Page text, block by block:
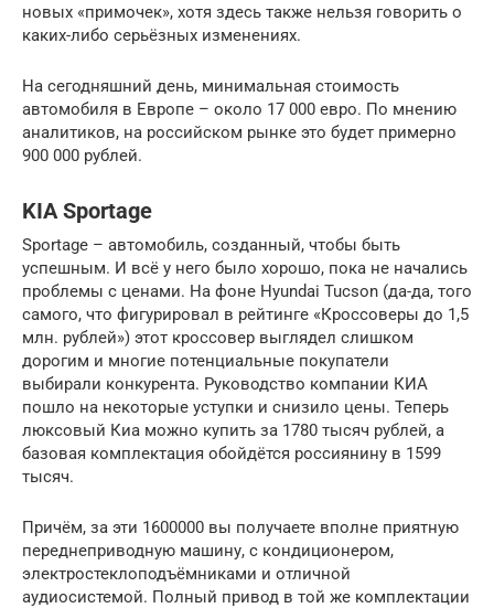
новых «примочек», хотя здесь также нельзя говорить о
каких-либо серьёзных изменениях.
На сегодняшний день, минимальная стоимость
автомобиля в Европе – около 17 000 евро. По мнению
аналитиков, на российском рынке это будет примерно
900 000 рублей.
KIA Sportage
Sportage – автомобиль, созданный, чтобы быть
успешным. И всё у него было хорошо, пока не начались
проблемы с ценами. На фоне Hyundai Tucson (да-да, того
самого, что фигурировал в рейтинге «Кроссоверы до 1,5
млн. рублей») этот кроссовер выглядел слишком
дорогим и многие потенциальные покупатели
выбирали конкурента. Руководство компании КИА
пошло на некоторые уступки и снизило цены. Теперь
люксовый Киа можно купить за 1780 тысяч рублей, а
базовая комплектация обойдётся россиянину в 1599
тысяч.
Причём, за эти 1600000 вы получаете вполне приятную
переднеприводную машину, с кондиционером,
электростеклоподъёмниками и отличной
аудиосистемой. Полный привод в той же комплектации